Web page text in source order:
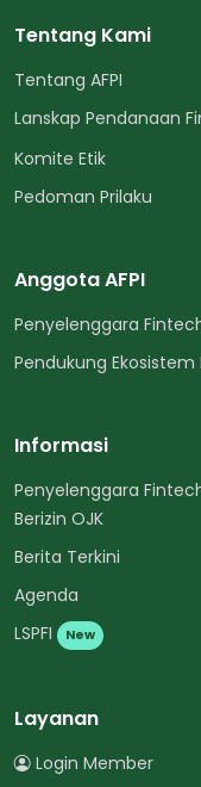
Tentang Kami
Tentang AFPI
Lanskap Pendanaan
Komite Etik
Pedoman Prilaku
Anggota AFPI
Penyelenggara
Pendukung Ekosistem
Informasi
Penyelenggara
Berizin OJK
Berita Terkini
Agenda
LSPFI
New
Layanan
Login Member